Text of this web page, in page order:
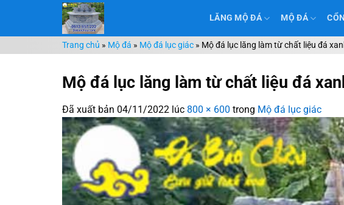
nội
dung
LĂNG MỘ ĐÁ MỘ ĐÁ
Trang chủ » Mộ đá » Mộ đá lục giác » Mộ đá lục lăng làm từ chất liệu đá
Mộ đá lục lăng làm từ chất liệu đá
Đã xuất bản 04/11/2022 lúc 800 × 600 trong Mộ đá lục giác